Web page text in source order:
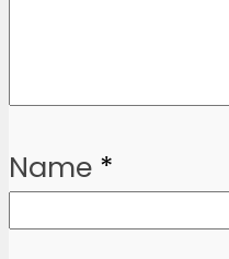
Name *